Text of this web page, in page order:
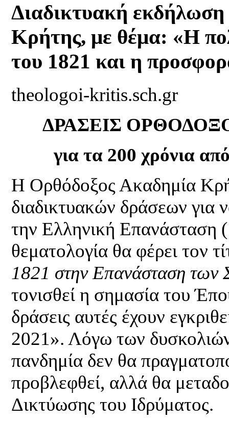
Διαδικτυακή
Κρήτης, με θέμα: «Η
του 1821 και η
theologoi-kritis.sch.gr
ΔΡΑΣΕΙΣ
για τα 200 χρόνια
Η Ορθόδοξος Ακαδημία
διαδικτυακών δράσεων για
την Ελληνική Επανάσταση
θεματολογία θα φέρει τον
1821 στην Επανάσταση των
τονισθεί η σημασία του
δράσεις αυτές έχουν
2021». Λόγω των
πανδημία δεν θα
προβλεφθεί, αλλά θα
Δικτύωσης του Ιδρύματος.